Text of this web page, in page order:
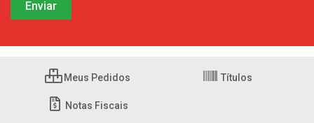
Meus Pedidos Títulos
Notas Fiscais